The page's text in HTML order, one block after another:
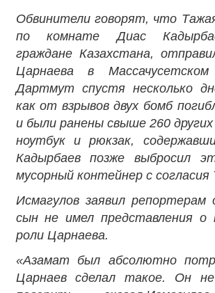
Обвинители говорят, что
по комнате Диас
граждане Казахстана,
Царнаева в
Дартмут спустя несколько
как от взрывов двух бомб
и были ранены свыше 260 других
ноутбук и рюкзак,
Кадырбаев позже выбросил
мусорный контейнер с согласия
Исмагулов заявил
сын не имел представления о
роли Царнаева.
«Азамат был абсолютно
Царнаев сделал такое. Он